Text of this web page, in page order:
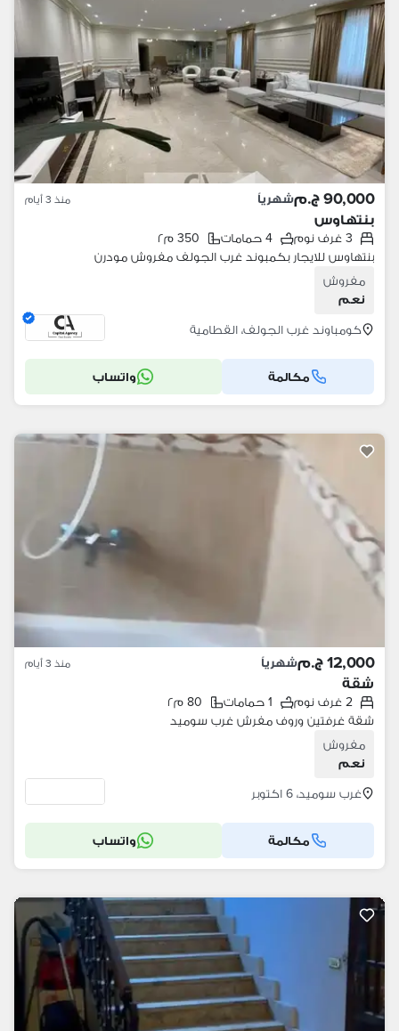
90,000 ج.م شهرياً منذ 3 أيام
بنتهاوس
3 غرف نوم 4 حمامات
350 م٢
بنتهاوس للايجار بكمبوند غرب الجولف مفروش مودرن
مفروش
نعم
كومباوند غرب الجولف، القطامية
مكالمة واتساب
12,000 ج.م شهرياً منذ 3 أيام
شقة
2 غرف نوم 1 حمامات
80 م٢
شقة غرفتين وروف مفرش غرب سوميد
مفروش
نعم
غرب سوميد، 6 اكتوبر
مكالمة واتساب